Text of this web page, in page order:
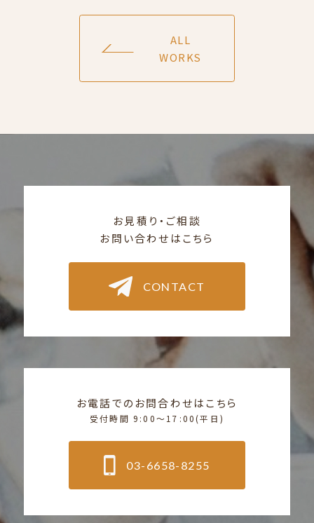
ALL
WORKS
お見積り・ご相談
お問い合わせはこちら
CONTACT
お電話でのお問合わせはこちら
受付時間 9:00〜17:00(平日)
03-6658-8255